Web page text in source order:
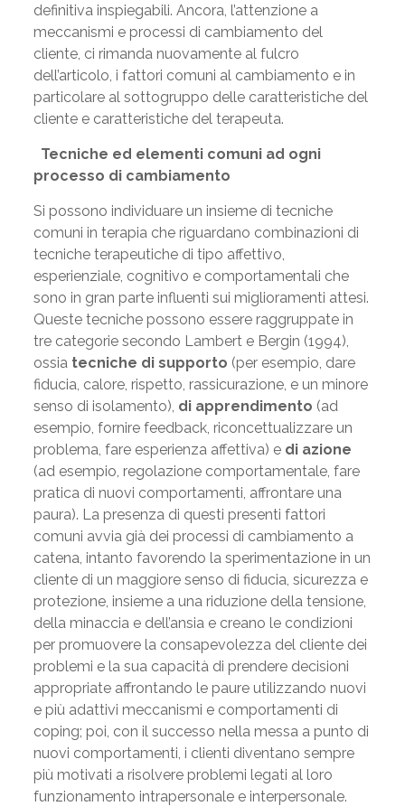
definitiva inspiegabili. Ancora, l’attenzione a
meccanismi e processi di cambiamento del
cliente, ci rimanda nuovamente al fulcro
dell’articolo, i fattori comuni al cambiamento e in
particolare al sottogruppo delle caratteristiche del
cliente e caratteristiche del terapeuta.
Tecniche ed elementi comuni ad ogni
processo di cambiamento
Si possono individuare un insieme di tecniche
comuni in terapia che riguardano combinazioni di
tecniche terapeutiche di tipo affettivo,
esperienziale, cognitivo e comportamentali che
sono in gran parte influenti sui miglioramenti attesi.
Queste tecniche possono essere raggruppate in
tre categorie secondo Lambert e Bergin (1994),
ossia tecniche di supporto (per esempio, dare
fiducia, calore, rispetto, rassicurazione, e un minore
senso di isolamento), di apprendimento (ad
esempio, fornire feedback, riconcettualizzare un
problema, fare esperienza affettiva) e di azione
(ad esempio, regolazione comportamentale, fare
pratica di nuovi comportamenti, affrontare una
paura). La presenza di questi presenti fattori
comuni avvia già dei processi di cambiamento a
catena, intanto favorendo la sperimentazione in un
cliente di un maggiore senso di fiducia, sicurezza e
protezione, insieme a una riduzione della tensione,
della minaccia e dell’ansia e creano le condizioni
per promuovere la consapevolezza del cliente dei
problemi e la sua capacità di prendere decisioni
appropriate affrontando le paure utilizzando nuovi
e più adattivi meccanismi e comportamenti di
coping; poi, con il successo nella messa a punto di
nuovi comportamenti, i clienti diventano sempre
più motivati a risolvere problemi legati al loro
funzionamento intrapersonale e interpersonale.